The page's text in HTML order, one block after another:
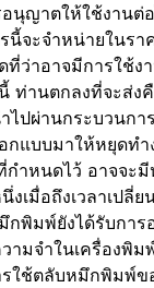
นุญาตให้ใช้งานต่
จะจำหน่ายในรา
ว่าอาจมีการใช้งา
ท่านตกลงที่จะส่ง
ไปผ่านกระบวนก
กแบบมาให้หยุดทำ
ำหนดไว้ อาจจะ
เมื่อถึงเวลาเปลี่
พิมพ์ยังได้รับการ
ามจำในเครื่องพิม
ใช้ตลับหมึกพิมพ์ข